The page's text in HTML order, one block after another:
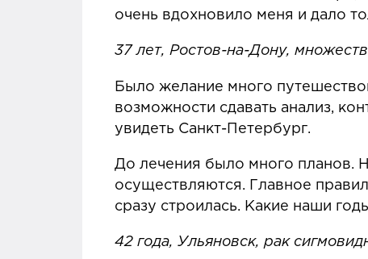
очень вдохновило меня и дало
37 лет, Ростов-на-Дону,
Было желание много
возможности сдавать анализ,
увидеть Санкт-Петербург.
До лечения было много планов.
осуществляются. Главное
сразу строилась. Какие наши
42 года, Ульяновск, рак